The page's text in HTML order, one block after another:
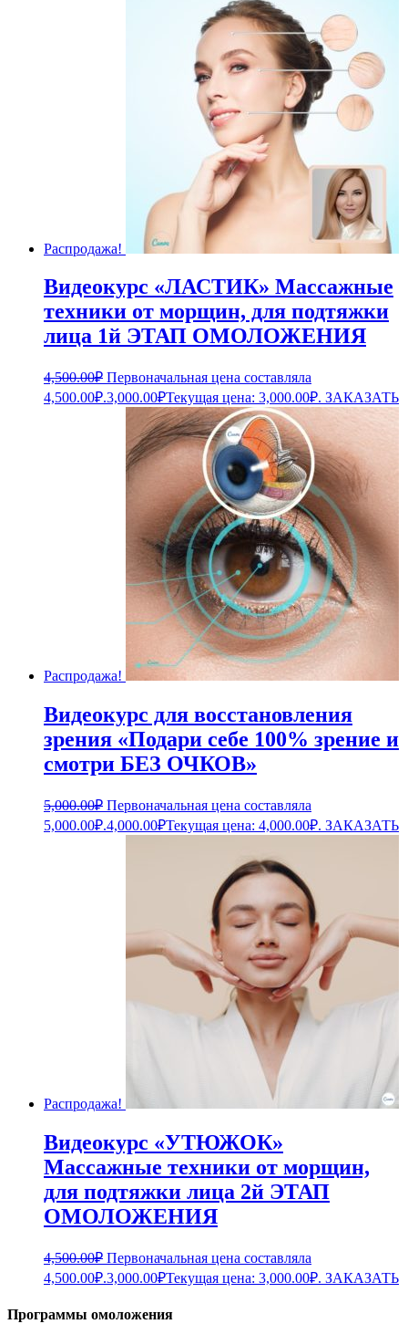
Распродажа!
Видеокурс «ЛАСТИК» Массажные
техники от морщин, для подтяжки
лица 1й ЭТАП ОМОЛОЖЕНИЯ
4,500.00₽ Первоначальная цена составляла
4,500.00₽.3,000.00₽Текущая цена: 3,000.00₽. ЗАКАЗАТЬ
Распродажа!
Видеокурс для восстановления
зрения «Подари себе 100% зрение и
смотри БЕЗ ОЧКОВ»
5,000.00₽ Первоначальная цена составляла
5,000.00₽.4,000.00₽Текущая цена: 4,000.00₽. ЗАКАЗАТЬ
Распродажа!
Видеокурс «УТЮЖОК»
Массажные техники от морщин,
для подтяжки лица 2й ЭТАП
ОМОЛОЖЕНИЯ
4,500.00₽ Первоначальная цена составляла
4,500.00₽.3,000.00₽Текущая цена: 3,000.00₽. ЗАКАЗАТЬ
Программы омоложения